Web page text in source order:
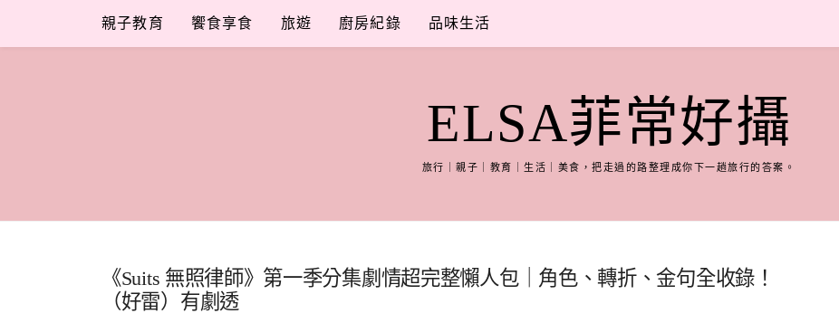
content
親子教育 饗食享食 旅遊 廚房紀錄 品味生活
ELSA菲常好攝
旅行｜親子｜教育｜生活｜美食，把走過的路整理成你下一趟旅行的答案。
《Suits 無照律師》第一季分集劇情超完整懶人包｜角色、轉折、金句全收錄！
（好雷）有劇透